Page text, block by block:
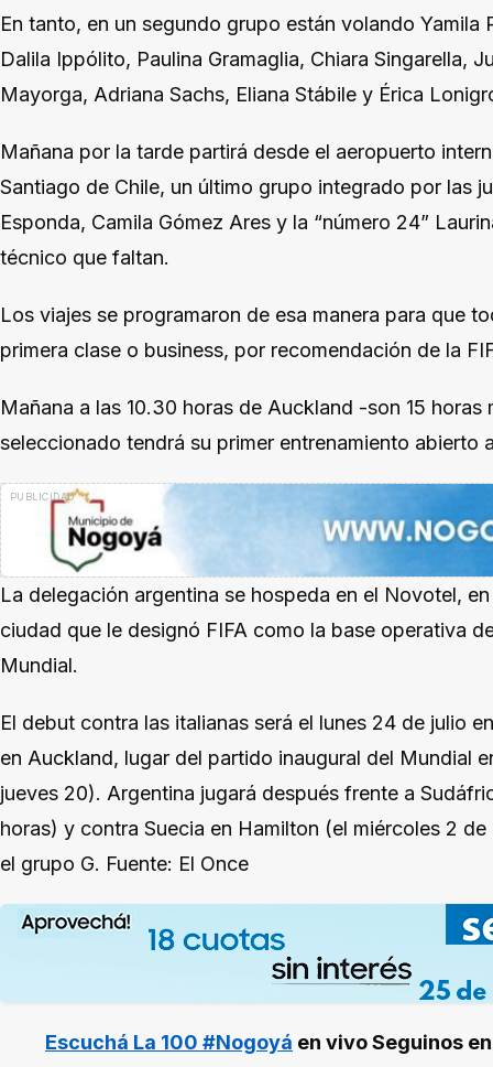
En tanto, en un segundo grupo están volando
Dalila Ippólito, Paulina Gramaglia, Chiara Singarella,
Mayorga, Adriana Sachs, Eliana Stábile y Érica
Mañana por la tarde partirá desde el aeropuerto
Santiago de Chile, un último grupo integrado por las
Esponda, Camila Gómez Ares y la “número 24”
técnico que faltan.
Los viajes se programaron de esa manera para que
primera clase o business, por recomendación de la
Mañana a las 10.30 horas de Auckland -son 15 horas
seleccionado tendrá su primer entrenamiento abierto
La delegación argentina se hospeda en el Novotel,
ciudad que le designó FIFA como la base operativa
Mundial.
El debut contra las italianas será el lunes 24 de julio
en Auckland, lugar del partido inaugural del Mundial
jueves 20). Argentina jugará después frente a
horas) y contra Suecia en Hamilton (el miércoles 2
el grupo G. Fuente: El Once
Escuchá La 100 #Nogoyá en vivoSeguinos